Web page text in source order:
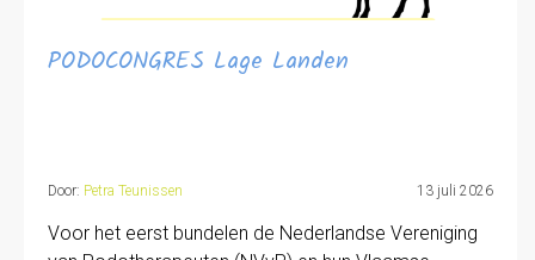
PODOCONGRES Lage Landen
Door: Petra Teunissen 13 juli 2026
Voor het eerst bundelen de Nederlandse Vereniging